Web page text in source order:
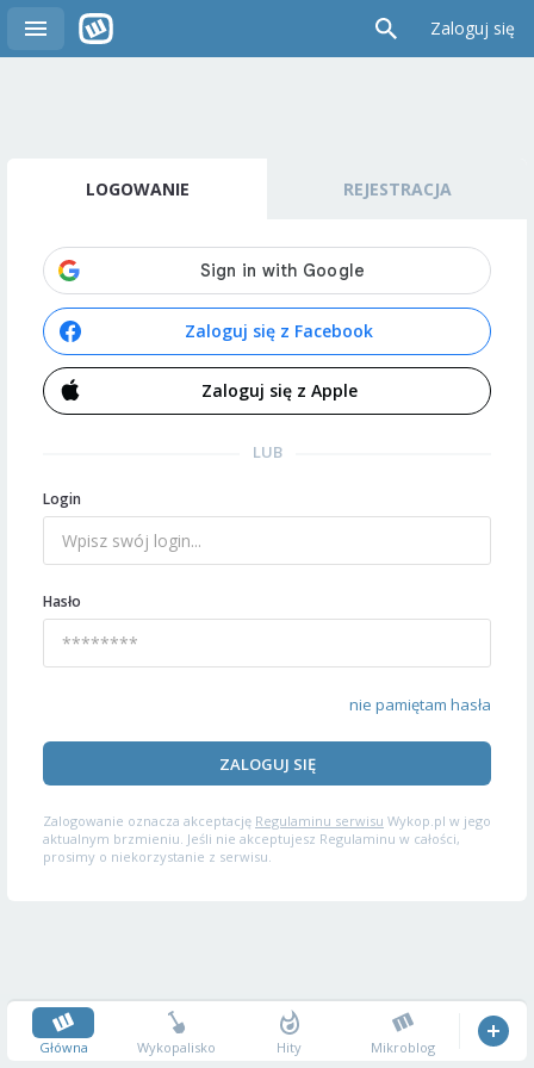
Zaloguj się
LOGOWANIE REJESTRACJA
Zaloguj się z Facebook
Zaloguj się z Apple
LUB
Login
Hasło
nie pamiętam hasła
ZALOGUJ SIĘ
Zalogowanie oznacza akceptację Regulaminu serwisu Wykop.pl w jego
aktualnym brzmieniu. Jeśli nie akceptujesz Regulaminu w całości,
prosimy o niekorzystanie z serwisu.
Główna Wykopalisko Hity Mikroblog